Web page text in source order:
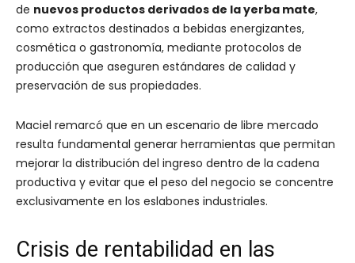
de nuevos productos derivados de la yerba mate,
como extractos destinados a bebidas energizantes,
cosmética o gastronomía, mediante protocolos de
producción que aseguren estándares de calidad y
preservación de sus propiedades.
Maciel remarcó que en un escenario de libre mercado
resulta fundamental generar herramientas que permitan
mejorar la distribución del ingreso dentro de la cadena
productiva y evitar que el peso del negocio se concentre
exclusivamente en los eslabones industriales.
Crisis de rentabilidad en las